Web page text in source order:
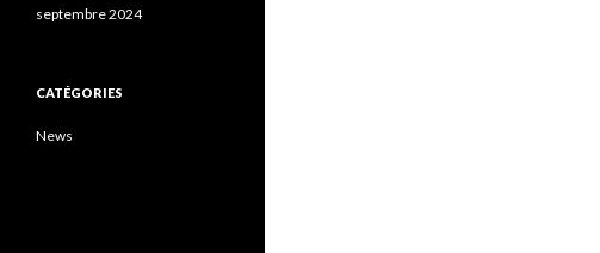
septembre 2024
CATÉGORIES
News